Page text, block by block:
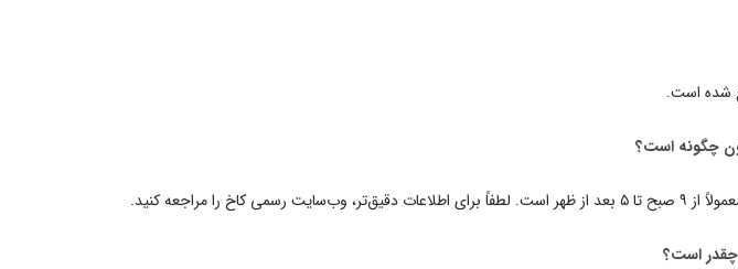
شده است.
را مراجعه کنید.